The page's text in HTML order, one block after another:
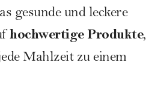
gesunde und leckere
hochwertige Produkte,
Mahlzeit zu einem